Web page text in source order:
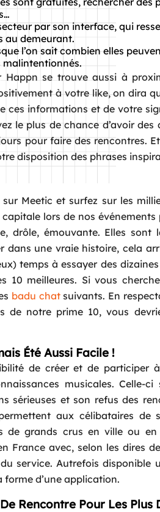
par son interface, qui
au demeurant.
l’on sait combien elles
Happn se trouve aussi à
à votre like, on dira
ces informations et de votre
le plus de chance d’avoir
pour faire des rencontres.
disposition des phrases
Meetic et surfez sur les
lors de nos
drôle, émouvante. Elles
dans une vraie histoire, cela
temps à essayer des
10 meilleures. Si vous
badu chatsuivants. En
de notre prime 10, vous
Été Aussi Facile !
de créer et de participer
musicales. Celle-
sérieuses et son refus des
aux célibataires de
de grands crus en ville ou
France avec, selon les dires
service. Autrefois disponible
forme d’une application.
Rencontre Pour Les Plus